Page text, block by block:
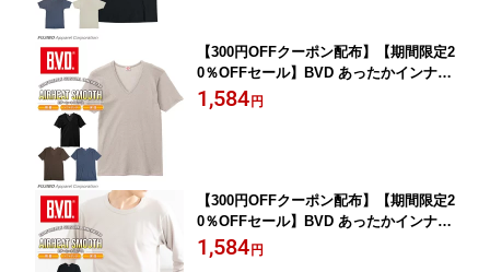
【300円OFFクーポン配布】【期間限定2
0％OFFセール】BVD あったかインナー
軽量 保温 V首半袖Tシャツ エアヒート
スムース Vネック メンズ 防寒 アンダー
1,584 円
【300円OFFクーポン配布】【期間限定2
0％OFFセール】BVD あったかインナー
軽量 保温 丸首長袖Tシャツ エアヒート
スムース メンズ 防寒 アンダーウェア
1,584 円